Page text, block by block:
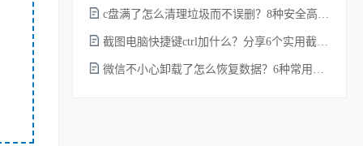
c盘满了怎么清理垃圾而不误删？8种安全高效的方法详解+误删恢复指南！
截图电脑快捷键ctrl加什么？分享6个实用截图方法！
微信不小心卸载了怎么恢复数据？6种常用方法详解！